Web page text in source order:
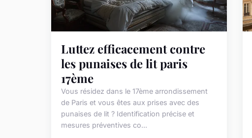
Luttez efficacement contre
les punaises de lit paris
17ème
Vous résidez dans le 17ème arrondissement
de Paris et vous êtes aux prises avec des
punaises de lit ? Identification précise et
mesures préventives co...